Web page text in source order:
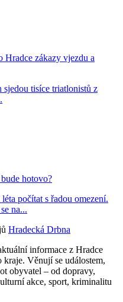
Hradce zákazy vjezdu a
tisíce triatlonistů z
hotovo?
počítat s řadou omezení.
na...
Hradecká Drbna
informace z Hradce
Věnují se událostem,
obyvatel – od dopravy,
akce, sport, kriminalitu